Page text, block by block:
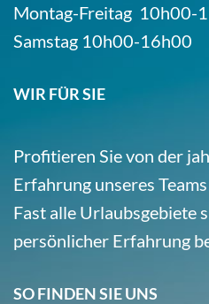
Montag-Freitag 10h00-
Samstag 10h00-16h00
WIR FÜR SIE
Profitieren Sie von der
Erfahrung unseres
Fast alle Urlaubsgebiete
persönlicher Erfahrung
SO FINDEN SIE UNS